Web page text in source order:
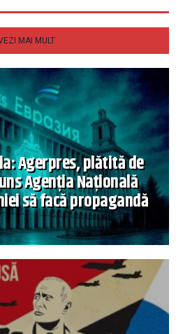
MAI MULT
Agerpres, plătită de
Agenția Națională
să facă propagandă